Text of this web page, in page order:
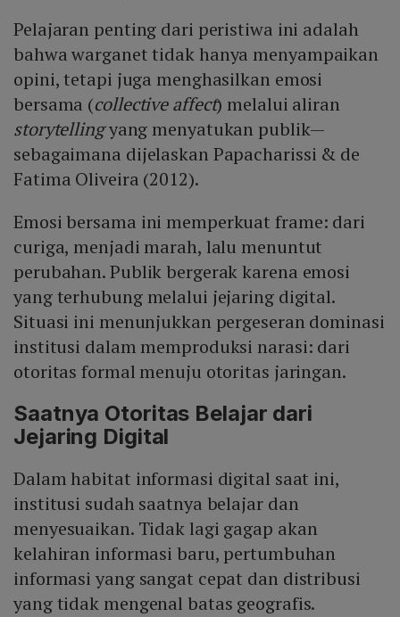
Pelajaran penting dari peristiwa ini adalah
bahwa warganet tidak hanya menyampaikan
opini, tetapi juga menghasilkan emosi
bersama (collective affect) melalui aliran
storytellingyang menyatukan publik—
sebagaimana dijelaskan Papacharissi & de
Fatima Oliveira (2012).
Emosi bersama ini memperkuat frame: dari
curiga, menjadi marah, lalu menuntut
perubahan. Publik bergerak karena emosi
yang terhubung melalui jejaring digital.
Situasi ini menunjukkan pergeseran dominasi
institusi dalam memproduksi narasi: dari
otoritas formal menuju otoritas jaringan.
Saatnya Otoritas Belajar dari
Jejaring Digital
Dalam habitat informasi digital saat ini,
institusi sudah saatnya belajar dan
menyesuaikan. Tidak lagi gagap akan
kelahiran informasi baru, pertumbuhan
informasi yang sangat cepat dan distribusi
yang tidak mengenal batas geografis.